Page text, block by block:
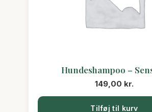
Hundeshampoo –
149,00 kr.
Tilføj til kurv